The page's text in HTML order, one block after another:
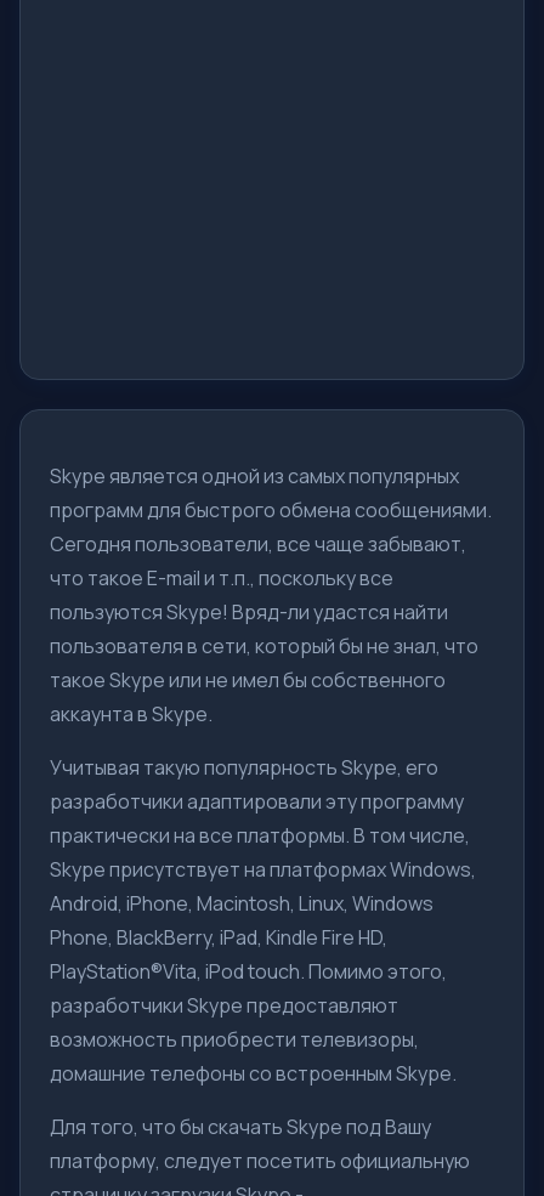
Skype является одной из самых популярных
программ для быстрого обмена сообщениями.
Сегодня пользователи, все чаще забывают,
что такое E-mail и т.п., поскольку все
пользуются Skype! Вряд-ли удастся найти
пользователя в сети, который бы не знал, что
такое Skype или не имел бы собственного
аккаунта в Skype.
Учитывая такую популярность Skype, его
разработчики адаптировали эту программу
практически на все платформы. В том числе,
Skype присутствует на платформах Windows,
Android, iPhone, Macintosh, Linux, Windows
Phone, BlackBerry, iPad, Kindle Fire HD,
PlayStation®Vita, iPod touch. Помимо этого,
разработчики Skype предоставляют
возможность приобрести телевизоры,
домашние телефоны со встроенным Skype.
Для того, что бы скачать Skype под Вашу
платформу, следует посетить официальную